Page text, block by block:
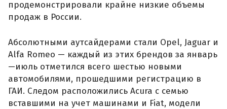
продемонстрировали крайне низкие объемы
продаж в России.
Абсолютными аутсайдерами стали Opel, Jaguar и
Alfa Romeo — каждый из этих брендов за январь
—июль отметился всего шестью новыми
автомобилями, прошедшими регистрацию в
ГАИ. Следом расположились Acura с семью
вставшими на учет машинами и Fiat, модели